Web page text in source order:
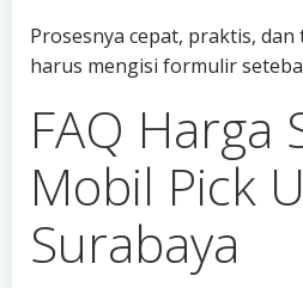
Prosesnya cepat, praktis,
harus mengisi formulir
FAQ Harga
Mobil Pick
Surabaya